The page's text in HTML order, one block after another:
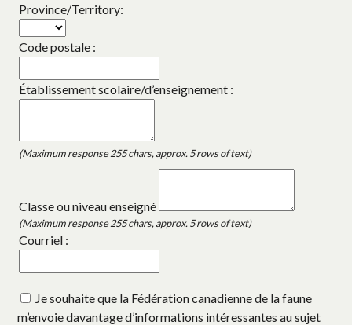
Province/Territory:
Code postale :
Établissement scolaire/d’enseignement :
(Maximum response 255 chars, approx. 5 rows of text)
Classe ou niveau enseigné
(Maximum response 255 chars, approx. 5 rows of text)
Courriel :
Je souhaite que la Fédération canadienne de la faune
m’envoie davantage d’informations intéressantes au sujet